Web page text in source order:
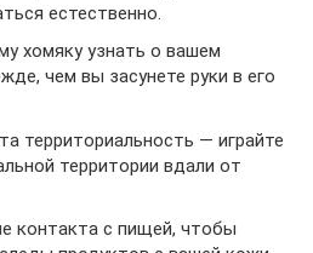
естественно.
хомяку узнать о вашем
чем вы засунете руки в его
территориальность — играйте
территории вдали от
контакта с пищей, чтобы